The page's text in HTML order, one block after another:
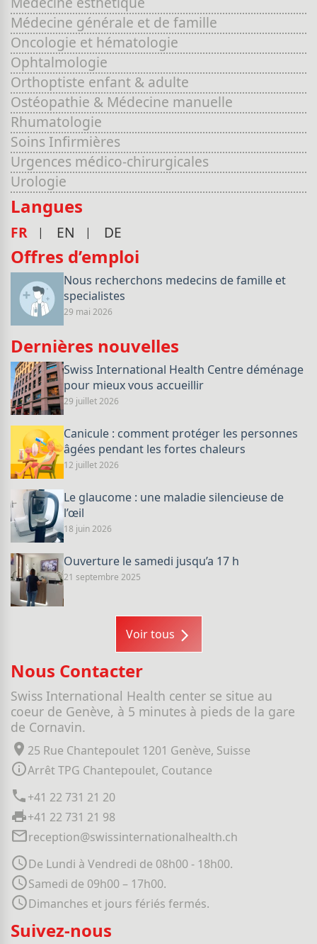
Médecine générale et de famille
Oncologie et hématologie
Ophtalmologie
Orthoptiste enfant & adulte
Ostéopathie & Médecine manuelle
Rhumatologie
Soins Infirmières
Urgences médico-chirurgicales
Urologie
Langues
FR EN DE
Offres d’emploi
Nous recherchons medecins de famille et
specialistes
29 mai 2026
Dernières nouvelles
Swiss International Health Centre déménage
pour mieux vous accueillir
29 juillet 2026
Canicule : comment protéger les personnes
âgées pendant les fortes chaleurs
12 juillet 2026
Le glaucome : une maladie silencieuse de
l’œil
18 juin 2026
Ouverture le samedi jusqu’a 17 h
21 septembre 2025
Voir tous
Nous Contacter
Swiss International Health center se situe au
coeur de Genève, à 5 minutes à pieds de la gare
de Cornavin.
25 Rue Chantepoulet 1201 Genève, Suisse
Arrêt TPG Chantepoulet, Coutance
+41 22 731 21 20
+41 22 731 21 98
reception@swissinternationalhealth.ch
De Lundi à Vendredi de 08h00 - 18h00.
Samedi de 09h00 – 17h00.
Dimanches et jours fériés fermés.
Suivez-nous